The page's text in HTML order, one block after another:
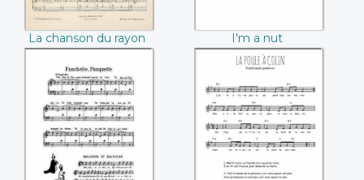
La chanson du rayon
de lune (Edouard
Paladilhe)
I'm a nut
Fanchette,
Panquette
La poule à Colin